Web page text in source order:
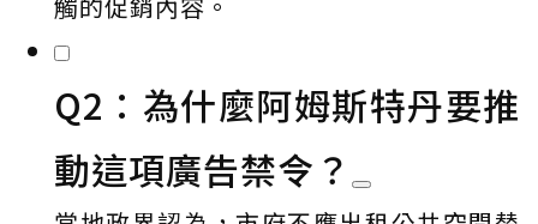
Q2：為什麼阿姆斯特丹要推
動這項廣告禁令？